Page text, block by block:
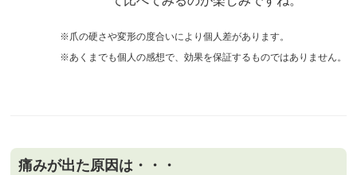
※爪の硬さや変形の度合いにより個人差があります。
※あくまでも個人の感想で、効果を保証するものではありません。
痛みが出た原因は・・・